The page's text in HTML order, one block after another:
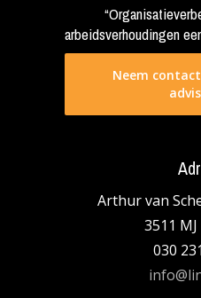
arbeidsverhoudingen
Neem
Arthur van
3511
030